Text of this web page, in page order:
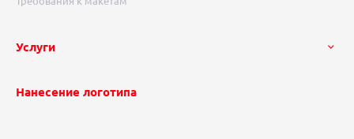
Услуги
Нанесение логотипа